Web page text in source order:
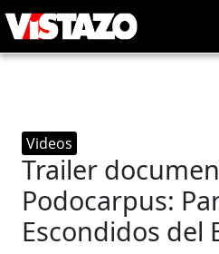
Videos
Trailer
Podocarpus:
Escondidos del